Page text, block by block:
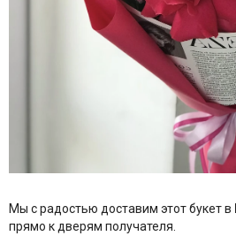
Мы с радостью доставим этот букет в
прямо к дверям получателя.